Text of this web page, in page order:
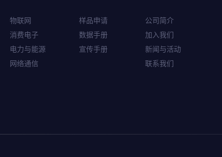
物联网
消费电子
电力与能源
网络通信
样品申请
数据手册
宣传手册
公司简介
加入我们
新闻与活动
联系我们